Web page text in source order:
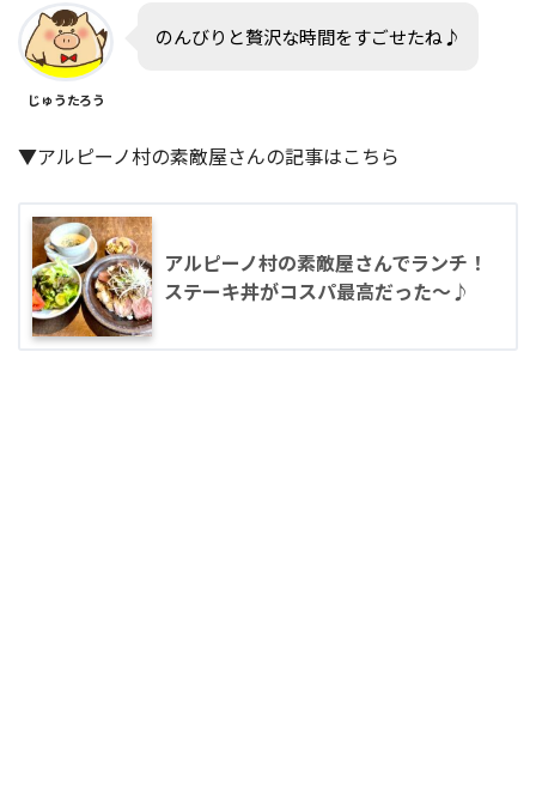
じゅうたろう
のんびりと贅沢な時間をすごせたね♪
▼アルピーノ村の素敵屋さんの記事はこちら
アルピーノ村の素敵屋さんでランチ！
ステーキ丼がコスパ最高だった〜♪